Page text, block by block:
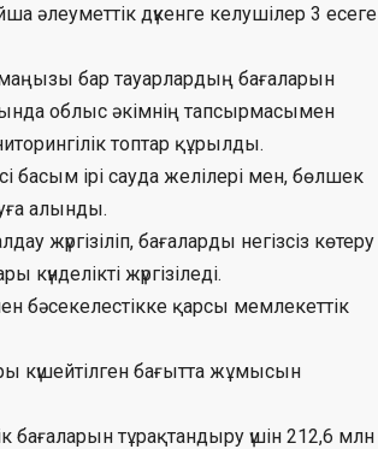
әлеуметтік дүкенге келушілер 3 есеге
бар тауарлардың бағаларын
облыс әкімнің тапсырмасымен
топтар құрылды.
басым ірі сауда желілері мен, бөлшек
алынды.
жүргізіліп, бағаларды негізсіз көтеру
жүргізіледі.
қарсы мемлекеттік
күшейтілген бағытта жұмысын
тұрақтандыру үшін 212,6 млн